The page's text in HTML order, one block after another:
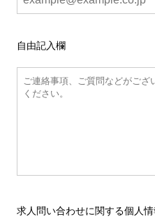
自由記入欄
求人問い合わせに関する個人